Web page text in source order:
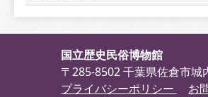
国立歴史民俗博物館
〒285-8502 千葉県佐倉市城
プライバシーポリシー
お